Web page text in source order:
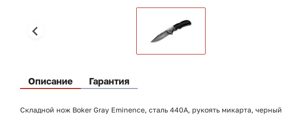
Описание Гарантия
Складной нож Boker Gray Eminence, сталь 440A, рукоять микарта, черный